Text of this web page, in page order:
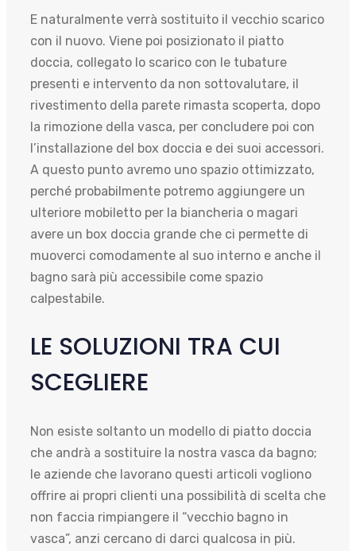
E naturalmente verrà sostituito il vecchio scarico
con il nuovo. Viene poi posizionato il piatto
doccia, collegato lo scarico con le tubature
presenti e intervento da non sottovalutare, il
rivestimento della parete rimasta scoperta, dopo
la rimozione della vasca, per concludere poi con
l’installazione del box doccia e dei suoi accessori.
A questo punto avremo uno spazio ottimizzato,
perché probabilmente potremo aggiungere un
ulteriore mobiletto per la biancheria o magari
avere un box doccia grande che ci permette di
muoverci comodamente al suo interno e anche il
bagno sarà più accessibile come spazio
calpestabile.
LE SOLUZIONI TRA CUI
SCEGLIERE
Non esiste soltanto un modello di piatto doccia
che andrà a sostituire la nostra vasca da bagno;
le aziende che lavorano questi articoli vogliono
offrire ai propri clienti una possibilità di scelta che
non faccia rimpiangere il “vecchio bagno in
vasca”, anzi cercano di darci qualcosa in più.